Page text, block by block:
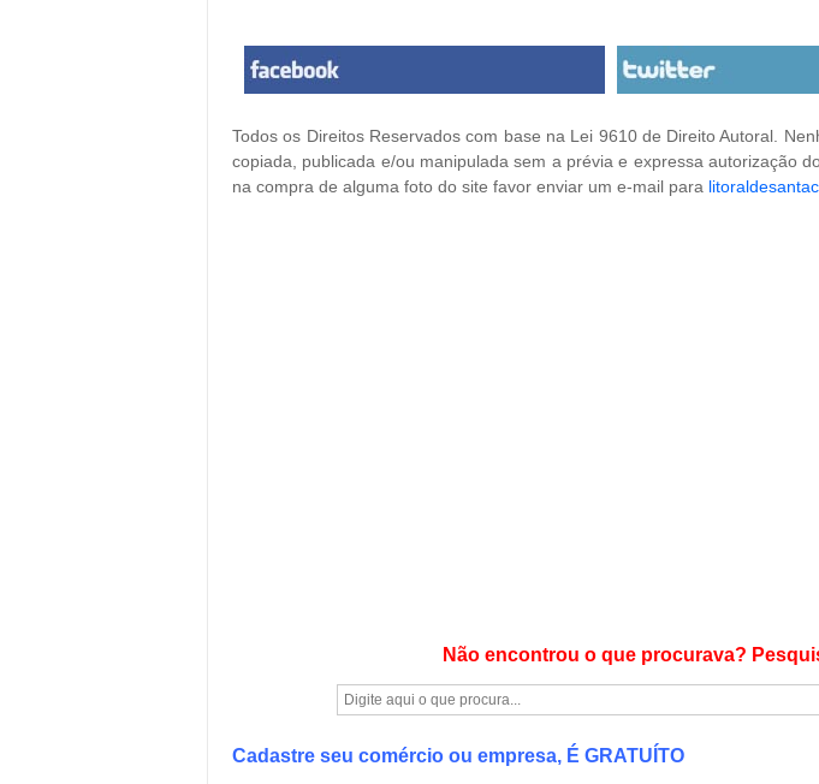
Todos os Direitos Reservados com base na Lei 9610 de Direito Autoral.
copiada, publicada e/ou manipulada sem a prévia e expressa autorização
na compra de alguma foto do site favor enviar um e-mail para
Não encontrou o que procurava?
Cadastre seu comércio ou empresa, É GRATUÍTO